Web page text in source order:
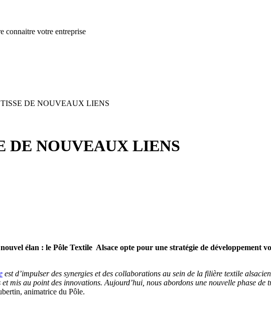
connaitre votre entreprise
DE NOUVEAUX LIENS
DE NOUVEAUX LIENS
élan : le Pôle Textile Alsace opte pour une stratégie de développement
est d’impulser des synergies et des collaborations au sein de la filière textile
mis au point des innovations. Aujourd’hui, nous abordons une nouvelle phase
animatrice du Pôle.